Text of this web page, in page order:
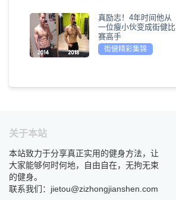
真励志！4年时间他从
一位瘦小伙变成街健比
赛高手
街健精彩集锦
关于本站
本站致力于分享真正实用的健身方法，让
大家能够何时何地，自由自在，无拘无束
的健身。
联系我们：jietou@zizhongjianshen.com